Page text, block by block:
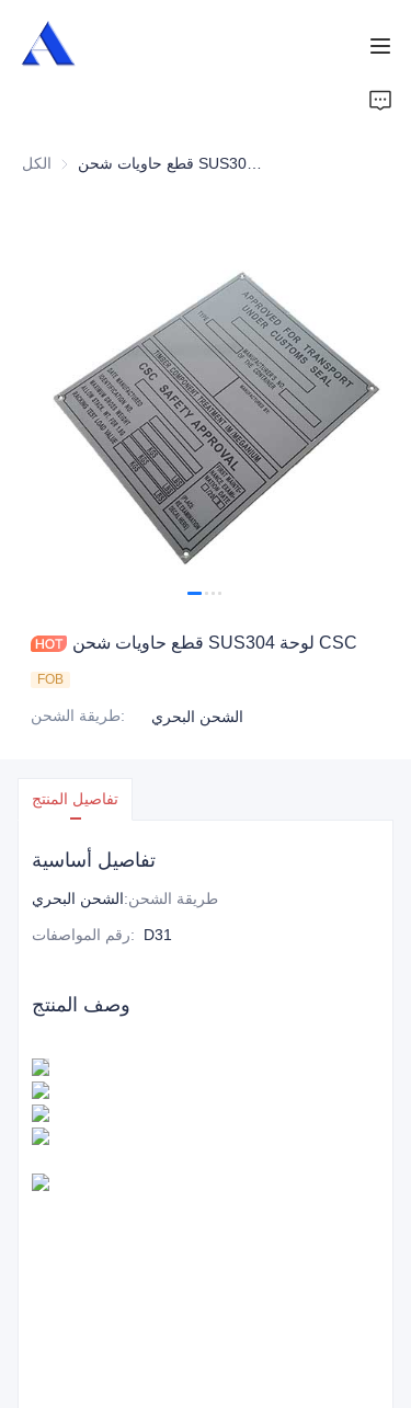
الكل
قطع حاويات شحن SUS304 لوحة CSC
FOB
طريقة الشحن: الشحن البحري
تفاصيل المنتج
تفاصيل أساسية
طريقة الشحن:الشحن البحري
رقم المواصفات: D31
وصف المنتج
من نحن
أخبار